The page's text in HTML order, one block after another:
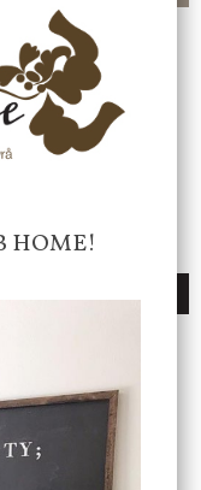
15.00
AV
HOME!